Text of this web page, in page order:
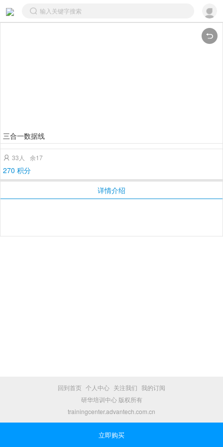
三合一数据线
 33人 余17
270 积分
详情介绍
回到首页 个人中心 关注我们 我的订阅
研华培训中心 版权所有
trainingcenter.advantech.com.cn